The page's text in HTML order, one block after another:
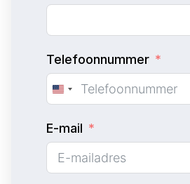
Telefoonnummer
U
i
t
e
E-mail